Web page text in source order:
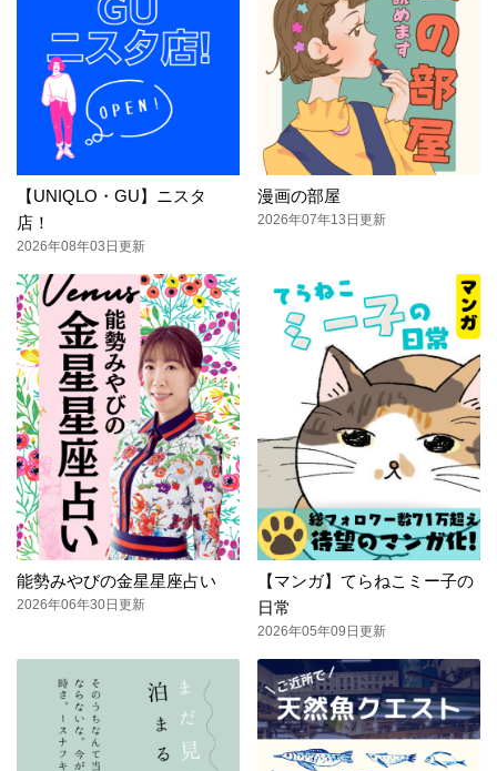
【UNIQLO・GU】ニスタ
店！
2026年08年03日更新
漫画の部屋
2026年07年13日更新
能勢みやびの金星星座占い
2026年06年30日更新
【マンガ】てらねこミー子の
日常
2026年05年09日更新